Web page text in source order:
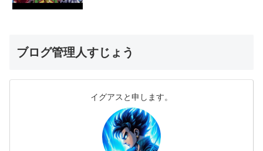
ブログ管理人すじょう
イグアスと申します。